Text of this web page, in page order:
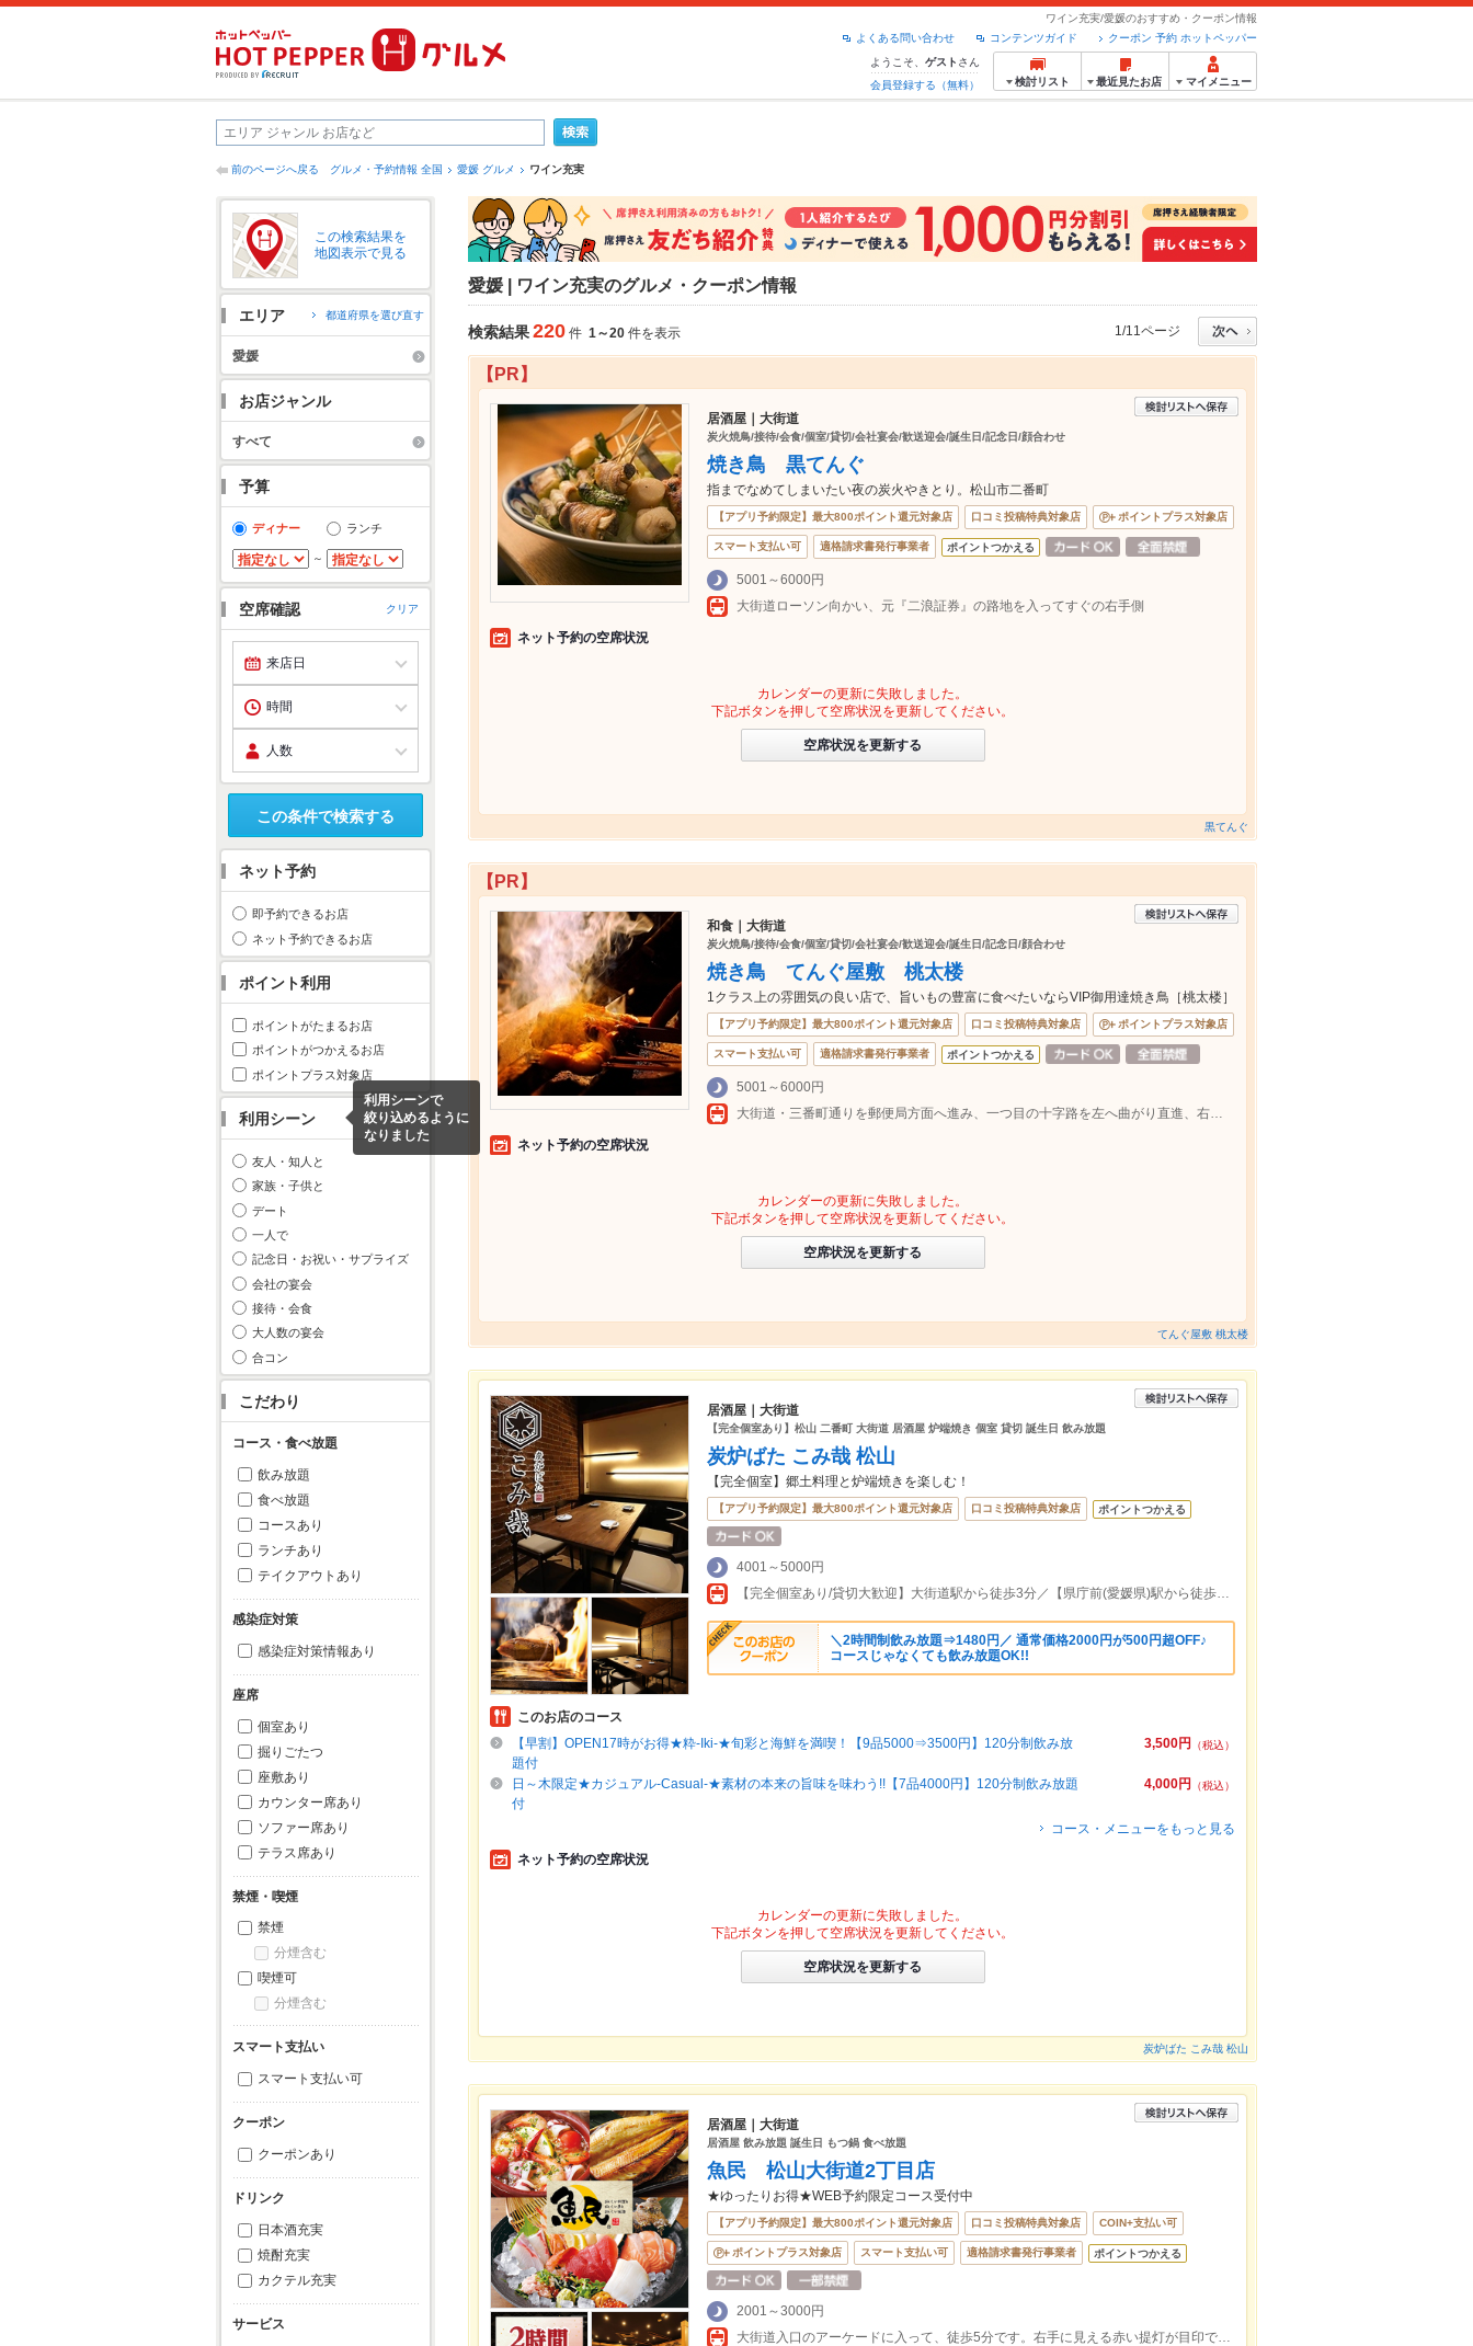
ワイン充実/愛媛のおすすめ・クーポン情報
クーポン 予約 ホットペッパー
コンテンツガイド
よくある問い合わせ
ようこそ、 ゲスト さん
会員登録する（無料）
検討リスト 最近見たお店 マイメニュー
前のページへ戻る グルメ・予約情報 全国 愛媛 グルメ ワイン充実
この検索結果を
地図表示で見る
エリア 都道府県を選び直す
愛媛
お店ジャンル
すべて
予算
ディナー ランチ
～
空席確認 クリア
この条件で検索する
ネット予約
即予約できるお店
ネット予約できるお店
ポイント利用
ポイントがたまるお店
ポイントがつかえるお店
ポイントプラス対象店
利用シーン
利用シーンで
絞り込めるように
なりました
友人・知人と
家族・子供と
デート
一人で
記念日・お祝い・サプライズ
会社の宴会
接待・会食
大人数の宴会
合コン
こだわり
コース・食べ放題
飲み放題
食べ放題
コースあり
ランチあり
テイクアウトあり
感染症対策
感染症対策情報あり
座席
個室あり
掘りごたつ
座敷あり
カウンター席あり
ソファー席あり
テラス席あり
禁煙・喫煙
禁煙
分煙含む
喫煙可
分煙含む
スマート支払い
スマート支払い可
クーポン
クーポンあり
ドリンク
日本酒充実
焼酎充実
カクテル充実
サービス
愛媛 | ワイン充実のグルメ・クーポン情報
検索結果220 件 1～20 件を表示 1/11ページ
【PR】
居酒屋｜大街道
炭火焼鳥/接待/会食/個室/貸切/会社宴会/歓送迎会/誕生日/記念日/顔合わせ
焼き鳥 黒てんぐ
指までなめてしまいたい夜の炭火やきとり。松山市二番町
【アプリ予約限定】最大800ポイント還元対象店 口コミ投稿特典対象店 ポイントプラス対象店
スマート支払い可 適格請求書発行事業者 ポイントつかえる
5001～6000円
大街道ローソン向かい、元『二浪証券』の路地を入ってすぐの右手側
ネット予約の空席状況
カレンダーの更新に失敗しました。
下記ボタンを押して空席状況を更新してください。
空席状況を更新する
黒てんぐ
【PR】
和食｜大街道
炭火焼鳥/接待/会食/個室/貸切/会社宴会/歓送迎会/誕生日/記念日/顔合わせ
焼き鳥 てんぐ屋敷 桃太楼
1クラス上の雰囲気の良い店で、旨いもの豊富に食べたいならVIP御用達焼き鳥［桃太楼］
【アプリ予約限定】最大800ポイント還元対象店 口コミ投稿特典対象店 ポイントプラス対象店
スマート支払い可 適格請求書発行事業者 ポイントつかえる
5001～6000円
大街道・三番町通りを郵便局方面へ進み、一つ目の十字路を左へ曲がり直進、右手のコインパーキング前。
ネット予約の空席状況
カレンダーの更新に失敗しました。
下記ボタンを押して空席状況を更新してください。
空席状況を更新する
てんぐ屋敷 桃太楼
居酒屋｜大街道
【完全個室あり】松山 二番町 大街道 居酒屋 炉端焼き 個室 貸切 誕生日 飲み放題
炭炉ばた こみ哉 松山
【完全個室】郷土料理と炉端焼きを楽しむ！
【アプリ予約限定】最大800ポイント還元対象店 口コミ投稿特典対象店 ポイントつかえる
4001～5000円
【完全個室あり/貸切大歓迎】大街道駅から徒歩3分／【県庁前(愛媛県)駅から徒歩6分／【市役所前(愛媛県)駅から徒歩7分
＼2時間制飲み放題⇒1480円／ 通常価格2000円が500円超OFF♪
コースじゃなくても飲み放題OK!!
このお店のコース
3,500円
（税込）
【早割】OPEN17時がお得★粋-Iki-★旬彩と海鮮を満喫！【9品5000⇒3500円】120分制飲み放
題付
4,000円
（税込）
日～木限定★カジュアル-Casual-★素材の本来の旨味を味わう!!【7品4000円】120分制飲み放題
付
コース・メニューをもっと見る
ネット予約の空席状況
カレンダーの更新に失敗しました。
下記ボタンを押して空席状況を更新してください。
空席状況を更新する
炭炉ばた こみ哉 松山
居酒屋｜大街道
居酒屋 飲み放題 誕生日 もつ鍋 食べ放題
魚民 松山大街道2丁目店
★ゆったりお得★WEB予約限定コース受付中
【アプリ予約限定】最大800ポイント還元対象店 口コミ投稿特典対象店 COIN+支払い可
ポイントプラス対象店 スマート支払い可 適格請求書発行事業者 ポイントつかえる
2001～3000円
大街道入口のアーケードに入って、徒歩5分です。右手に見える赤い提灯が目印です。